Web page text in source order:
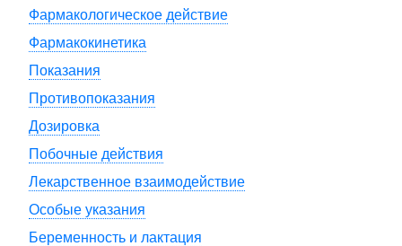
Фармакологическое действие
Фармакокинетика
Показания
Противопоказания
Дозировка
Побочные действия
Лекарственное взаимодействие
Особые указания
Беременность и лактация